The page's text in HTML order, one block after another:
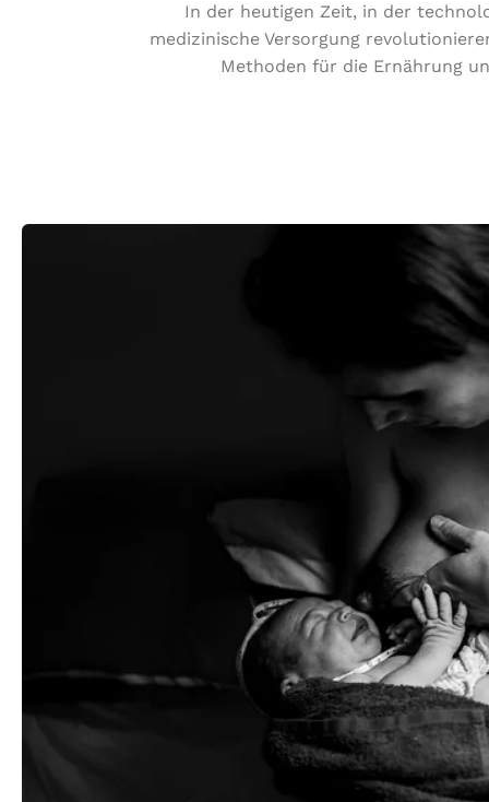
In der heutigen Zeit, in der
medizinische Versorgung
Methoden für die Ernährung